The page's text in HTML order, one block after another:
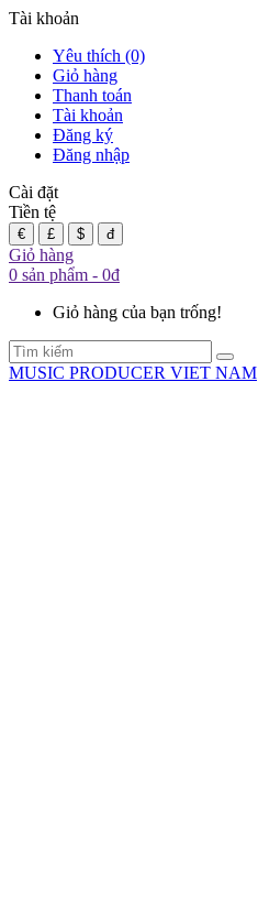
Tài khoản
Yêu thích (0)
Giỏ hàng
Thanh toán
Tài khoản
Đăng ký
Đăng nhập
Cài đặt
Tiền tệ
€ £ $ đ
Giỏ hàng
0 sản phẩm - 0đ
Giỏ hàng của bạn trống!
MUSIC PRODUCER VIET NAM